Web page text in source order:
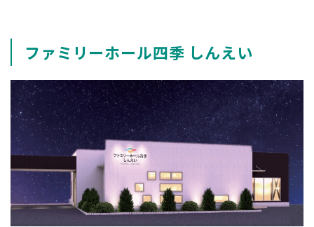
ファミリーホール四季 しんえい